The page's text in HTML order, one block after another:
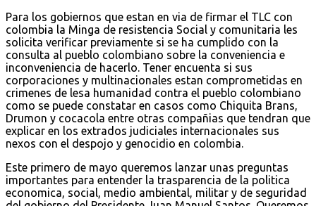
Para los gobiernos que estan en via de firmar el TLC con
colombia la Minga de resistencia Social y comunitaria les
solicita verificar previamente si se ha cumplido con la
consulta al pueblo colombiano sobre la conveniencia e
inconveniencia de hacerlo. Tener encuenta si sus
corporaciones y multinacionales estan comprometidas en
crimenes de lesa humanidad contra el pueblo colombiano
como se puede constatar en casos como Chiquita Brans,
Drumon y cocacola entre otras compañias que tendran que
explicar en los extrados judiciales internacionales sus
nexos con el despojo y genocidio en colombia.
Este primero de mayo queremos lanzar unas preguntas
importantes para entender la trasparencia de la politica
economica, social, medio ambiental, militar y de seguridad